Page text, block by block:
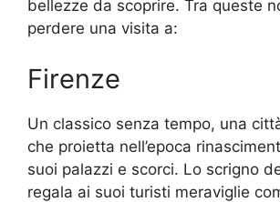
bellezze da scoprire. Tra queste
perdere una visita a:
Firenze
Un classico senza tempo, una
che proietta nell’epoca
suoi palazzi e scorci. Lo scrigno
regala ai suoi turisti meraviglie